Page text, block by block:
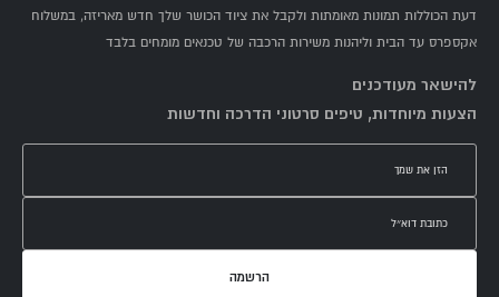
דעת הכוללות תמונות מאומתות ולקבל את ציוד הכושר שלך חדש מאריזה, במשלוח
אקספרס עד הבית וליהנות משירות הרכבה של טכנאים מומחים בלבד
להישאר מעודכנים
הצעות מיוחדות, טיפים סרטוני הדרכה וחדשות
הרשמה